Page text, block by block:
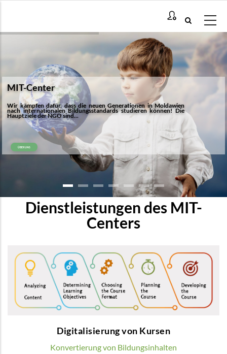
Inhalt
MIT-Center
Wir kämpfen dafür, dass die neuen Generationen in Moldawien
nach internationalen Bildungsstandards studieren können! Die
Hauptziele der NGO sind...
ÜBER UNS
Dienstleistungen des MIT-
Centers
Digitalisierung von Kursen
Konvertierung von Bildungsinhalten
Digitalisierung von Kursen
Wir verwandeln übliche Bildungsinhalte in
modernste digitale E-Learning-Kurse